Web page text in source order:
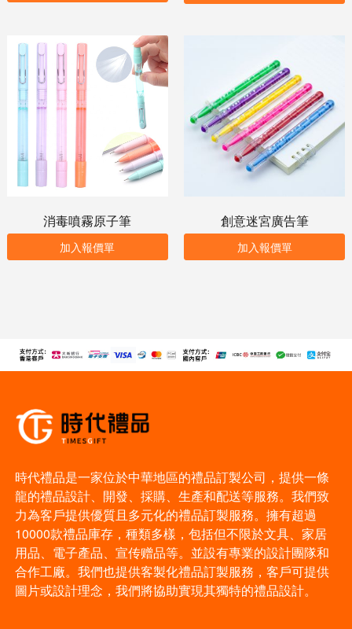
消毒噴霧原子筆
加入報價單
創意迷宮廣告筆
加入報價單
時代禮品是一家位於中華地區的禮品訂製公司，提供一條
龍的禮品設計、開發、採購、生產和配送等服務。我們致
力為客戶提供優質且多元化的禮品訂製服務。擁有超過
10000款禮品庫存，種類多樣，包括但不限於文具、家居
用品、電子產品、宣传赠品等。並設有專業的設計團隊和
合作工廠。我們也提供客製化禮品訂製服務，客戶可提供
圖片或設計理念，我們將協助實現其獨特的禮品設計。